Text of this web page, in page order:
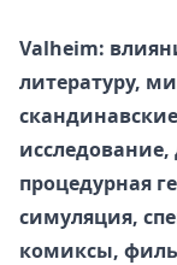
Valheim:
литературу,
процедурная
симуляция,
комиксы,